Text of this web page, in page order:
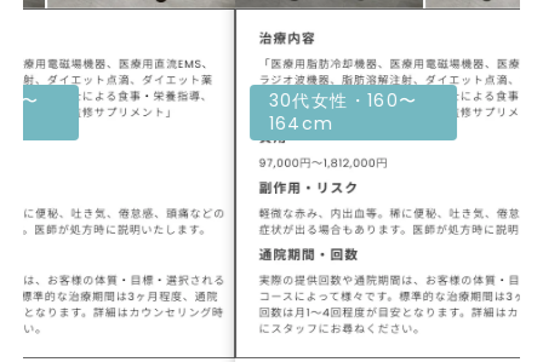
30代女性・160〜
164cm
30代女性・
164cm